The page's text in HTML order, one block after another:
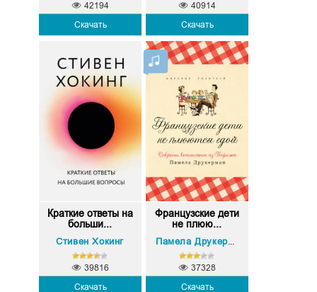
Скачать
42194
Скачать
40914
Краткие ответы на
больши...
Стивен Хокинг
Скачать
39816
Французские дети
не плюю...
Памела Друкерман
Скачать
37328